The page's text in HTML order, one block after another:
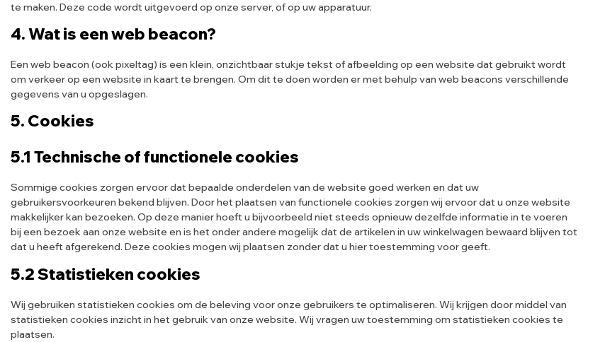
te maken. Deze code wordt uitgevoerd op onze server, of op uw apparatuur.
4. Wat is een web beacon?
Een web beacon (ook pixeltag) is een klein, onzichtbaar stukje tekst of afbeelding op een website dat gebruikt wordt
om verkeer op een website in kaart te brengen. Om dit te doen worden er met behulp van web beacons verschillende
gegevens van u opgeslagen.
5. Cookies
5.1 Technische of functionele cookies
Sommige cookies zorgen ervoor dat bepaalde onderdelen van de website goed werken en dat uw
gebruikersvoorkeuren bekend blijven. Door het plaatsen van functionele cookies zorgen wij ervoor dat u onze website
makkelijker kan bezoeken. Op deze manier hoeft u bijvoorbeeld niet steeds opnieuw dezelfde informatie in te voeren
bij een bezoek aan onze website en is het onder andere mogelijk dat de artikelen in uw winkelwagen bewaard blijven tot
dat u heeft afgerekend. Deze cookies mogen wij plaatsen zonder dat u hier toestemming voor geeft.
5.2 Statistieken cookies
Wij gebruiken statistieken cookies om de beleving voor onze gebruikers te optimaliseren. Wij krijgen door middel van
statistieken cookies inzicht in het gebruik van onze website. Wij vragen uw toestemming om statistieken cookies te
plaatsen.